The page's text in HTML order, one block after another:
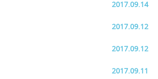
2017.09.14
2017.09.12
2017.09.12
2017.09.11